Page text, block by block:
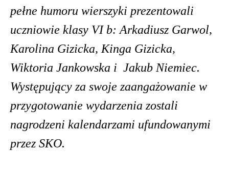
pełne humoru wierszyki prezentowali
uczniowie klasy VI b: Arkadiusz Garwol,
Karolina Gizicka, Kinga Gizicka,
Wiktoria Jankowska i Jakub Niemiec.
Występujący za swoje zaangażowanie w
przygotowanie wydarzenia zostali
nagrodzeni kalendarzami ufundowanymi
przez SKO.